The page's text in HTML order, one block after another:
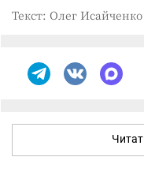
Текст: Олег Исайченко